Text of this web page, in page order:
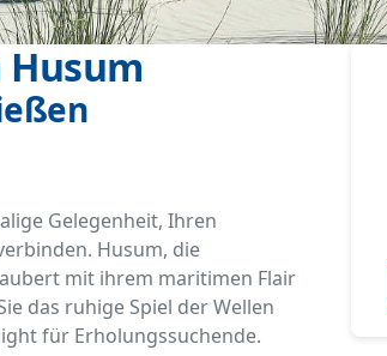
Gelegenheit, Ihren
Husum, die
mit ihrem maritimen Flair
das ruhige Spiel der Wellen
für Erholungssuchende.